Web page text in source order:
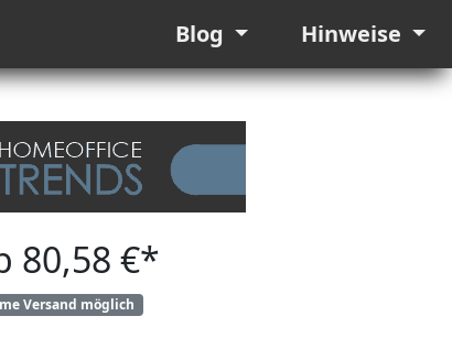
Blog Hinweise
80,58 €*
Versand möglich